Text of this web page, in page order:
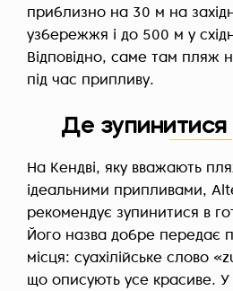
приблизно на 30 м на
узбережжя і до 500 м у
Відповідно, саме там пляж
під час припливу.
Де зупинитися
На Кендві, яку вважають
ідеальними припливами,
рекомендує зупинитися в
Його назва добре передає
місця: суахілійське слово
що описують усе красиве.